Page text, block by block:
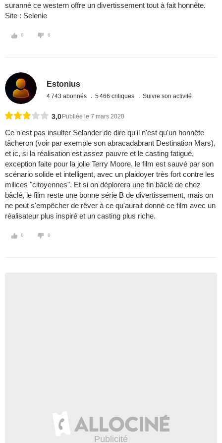
suranné ce western offre un divertissement tout à fait honnête.
Site : Selenie
0 0
Estonius
4 743 abonnés 5 466 critiques Suivre son activité
3,0 Publiée le 7 mars 2020
Ce n'est pas insulter Selander de dire qu'il n'est qu'un honnête
tâcheron (voir par exemple son abracadabrant Destination Mars),
et ic, si la réalisation est assez pauvre et le casting fatigué,
exception faite pour la jolie Terry Moore, le film est sauvé par son
scénario solide et intelligent, avec un plaidoyer très fort contre les
milices "citoyennes". Et si on déplorera une fin bâclé de chez
bâclé, le film reste une bonne série B de divertissement, mais on
ne peut s'empêcher de rêver à ce qu'aurait donné ce film avec un
réalisateur plus inspiré et un casting plus riche.
0 0